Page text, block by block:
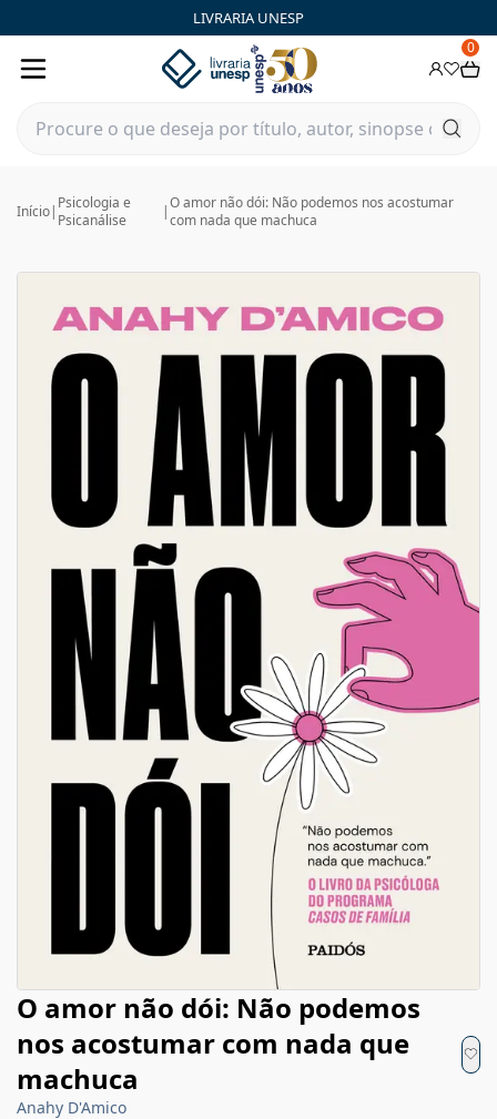
LIVRARIA UNESP
0
Início| Psicologia e
Psicanálise
|O amor não dói: Não podemos nos acostumar
com nada que machuca
O amor não dói: Não podemos
nos acostumar com nada que
machuca
Anahy D'Amico